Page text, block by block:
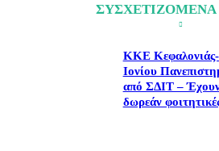
ΣΥΣΧΕΤΙΖΟΜΕΝΑ
ΚΚΕ Κεφαλονιάς-
Ιονίου
από ΣΔΙΤ –
δωρεάν